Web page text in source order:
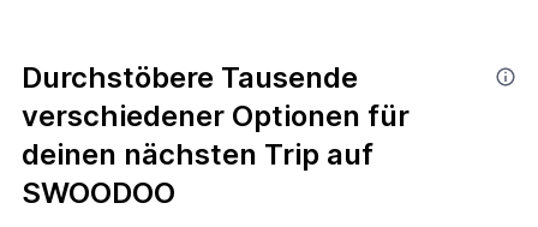
Durchstöbere Tausende
verschiedener Optionen für
deinen nächsten Trip auf
SWOODOO